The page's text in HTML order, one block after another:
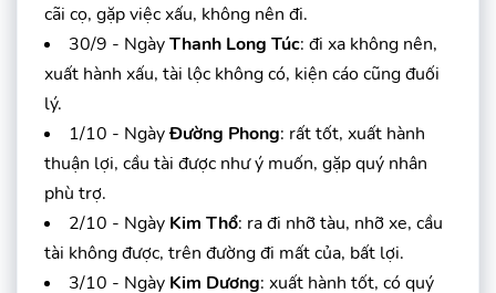
cãi cọ, gặp việc xấu, không nên đi.
30/9 - NgàyThanh Long Túc: đi xa không nên,
xuất hành xấu, tài lộc không có, kiện cáo cũng đuối
lý.
1/10 - NgàyĐường Phong: rất tốt, xuất hành
thuận lợi, cầu tài được như ý muốn, gặp quý nhân
phù trợ.
2/10 - Ngày Kim Thổ: ra đi nhỡ tàu, nhỡ xe, cầu
tài không được, trên đường đi mất của, bất lợi.
3/10 - Ngày Kim Dương: xuất hành tốt, có quý